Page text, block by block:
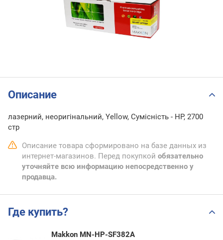
Описание
лазерний, неоригінальний, Yellow, Сумісність - HP, 2700
стр
Описание товара сформировано на базе данных из
интернет-магазинов. Перед покупкой обязательно
уточняйте всю информацию непосредственно у
продавца.
Где купить?
Makkon MN-HP-SF382A